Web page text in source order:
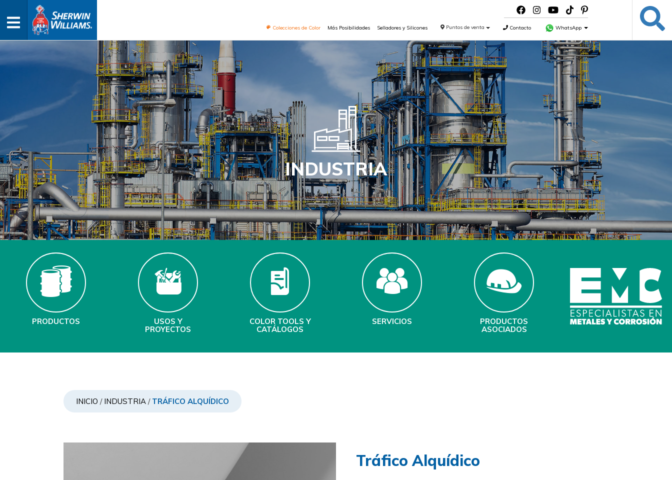
Colecciones de Color Más Posibilidades Selladores y Silicones Puntos de venta Contacto WhatsApp
INDUSTRIA
PRODUCTOS
USOS Y
PROYECTOS
COLOR TOOLS Y
CATÁLOGOS
SERVICIOS
PRODUCTOS
ASOCIADOS
INICIO / INDUSTRIA / TRÁFICO ALQUÍDICO
Tráfico Alquídico